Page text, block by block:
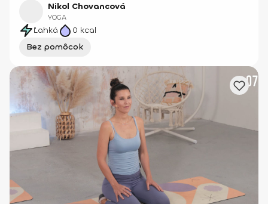
Nikol Chovancová
YOGA
Ľahká 0 kcal
Bez pomôcok